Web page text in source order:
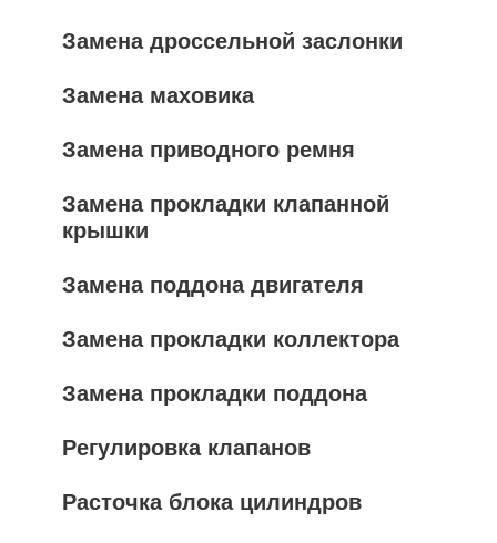
Замена дроссельной заслонки
Замена маховика
Замена приводного ремня
Замена прокладки клапанной
крышки
Замена поддона двигателя
Замена прокладки коллектора
Замена прокладки поддона
Регулировка клапанов
Расточка блока цилиндров